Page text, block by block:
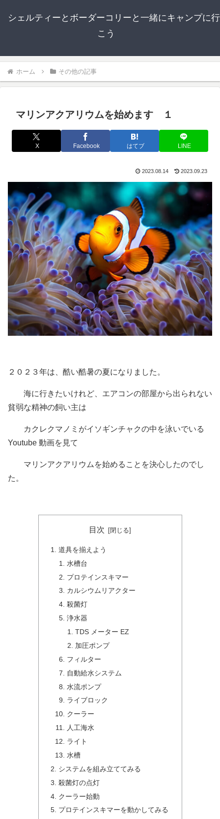
シェルティーとボーダーコリーと一緒にキャンプに行
こう
ホーム その他の記事
マリンアクアリウムを始めます １
X Facebook はてブ LINE
2023.08.14 2023.09.23
２０２３年は、酷い酷暑の夏になりました。
海に行きたいけれど、エアコンの部屋から出られない
貧弱な精神の飼い主は
カクレクマノミがイソギンチャクの中を泳いでいる
Youtube 動画を見て
マリンアクアリウムを始めることを決心したのでし
た。
目次
道具を揃えよう
水槽台
プロテインスキマー
カルシウムリアクター
殺菌灯
浄水器
TDS メーター EZ
加圧ポンプ
フィルター
自動給水システム
水流ポンプ
ライブロック
クーラー
人工海水
ライト
水槽
システムを組み立ててみる
殺菌灯の点灯
クーラー始動
プロテインスキマーを動かしてみる